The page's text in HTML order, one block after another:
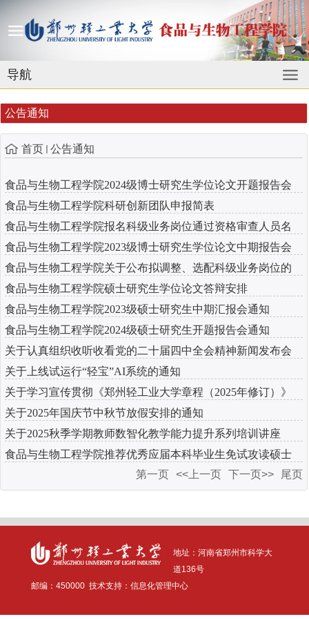
导航
公告通知
首页 公告通知
食品与生物工程学院2024级博士研究生学位论文开题报告会
安排
食品与生物工程学院科研创新团队申报简表
食品与生物工程学院报名科级业务岗位通过资格审查人员名
单公示
食品与生物工程学院2023级博士研究生学位论文中期报告会
安排
食品与生物工程学院关于公布拟调整、选配科级业务岗位的
通知
食品与生物工程学院硕士研究生学位论文答辩安排
食品与生物工程学院2023级硕士研究生中期汇报会通知
食品与生物工程学院2024级硕士研究生开题报告会通知
关于认真组织收听收看党的二十届四中全会精神新闻发布会
的通知
关于上线试运行“轻宝”AI系统的通知
关于学习宣传贯彻《郑州轻工业大学章程（2025年修订）》
的通知
关于2025年国庆节中秋节放假安排的通知
关于2025秋季学期教师数智化教学能力提升系列培训讲座
食品与生物工程学院推荐优秀应届本科毕业生免试攻读硕士
第一页 <<上一页 下一页>> 尾页
地址：河南省郑州市科学大
道136号
邮编： 450000 技术支持：信息化管理中心